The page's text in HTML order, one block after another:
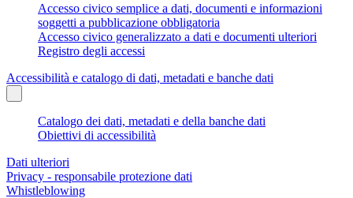
Accesso civico semplice a dati, documenti e informazioni
soggetti a pubblicazione obbligatoria
Accesso civico generalizzato a dati e documenti ulteriori
Registro degli accessi
Accessibilità e catalogo di dati, metadati e banche dati
Catalogo dei dati, metadati e della banche dati
Obiettivi di accessibilità
Dati ulteriori
Privacy - responsabile protezione dati
Whistleblowing